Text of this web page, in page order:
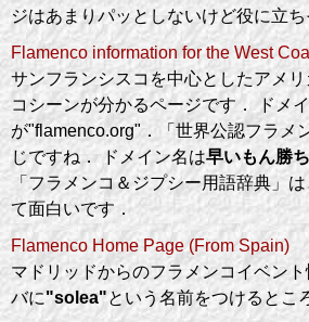
ジはあまりパッとしないけど役に立ち
Flamenco information for the West
サンフランシスコを中心としたアメ
コシーンが分かるページです． ドメ
が"flamenco.org"．「世界公認フラメ
じですね． ドメイン名は早いもん勝ち
「フラメンコ＆ジプシー用語辞典」
て面白いです．
Flamenco Home Page (From Spain)
マドリッドからのフラメンコイベン
バに"solea"という名前をつけるとこ